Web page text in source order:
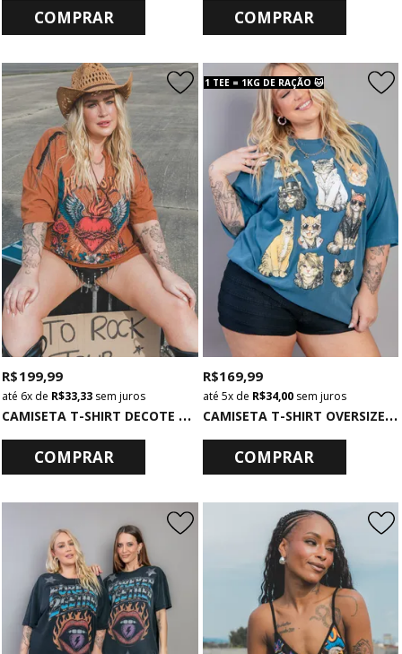
COMPRAR COMPRAR
C
AMISETA T-SHIRT DECOTE V COM FRANJAS MARROM RECKLESS
R$ 199,99
6x de R$ 33,33 sem juros
COMPRAR
1 TEE = 1KG DE RAÇÃO 🐱
C
AMISETA T-SHIRT OVERSIZED AZUL ROCK CATS
R$ 169,99
5xde R$ 34,00sem juros
COMPRAR